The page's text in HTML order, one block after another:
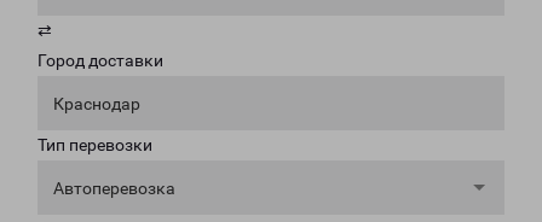
⇄
Город доставки
Краснодар
Тип перевозки
Автоперевозка